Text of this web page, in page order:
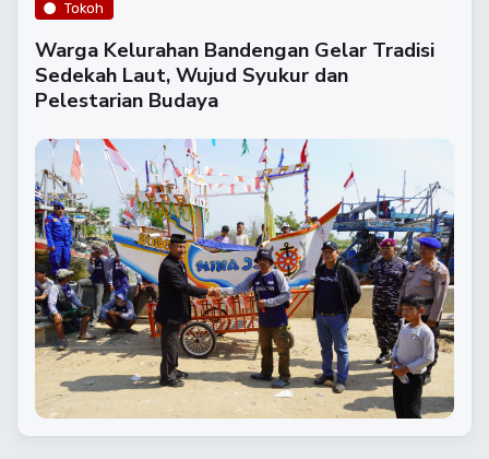
Tokoh
Warga Kelurahan Bandengan Gelar Tradisi
Sedekah Laut, Wujud Syukur dan
Pelestarian Budaya